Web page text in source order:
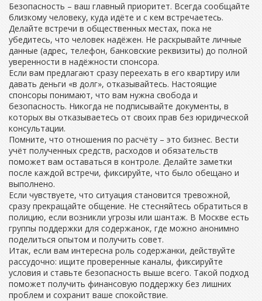
Безопасность – ваш главный приоритет. Всегда сообщайте
близкому человеку, куда идёте и с кем встречаетесь.
Делайте встречи в общественных местах, пока не
убедитесь, что человек надёжен. Не раскрывайте личные
данные (адрес, телефон, банковские реквизиты) до полной
уверенности в надёжности спонсора.
Если вам предлагают сразу переехать в его квартиру или
давать деньги «в долг», отказывайтесь. Настоящие
спонсоры понимают, что вам нужна свобода и
безопасность. Никогда не подписывайте документы, в
которых вы отказываетесь от своих прав без юридической
консультации.
Помните, что отношения по расчёту – это бизнес. Вести
учёт полученных средств, расходов и обязательств
поможет вам оставаться в контроле. Делайте заметки
после каждой встречи, фиксируйте, что было обещано и
выполнено.
Если чувствуете, что ситуация становится тревожной,
сразу прекращайте общение. Не стесняйтесь обратиться в
полицию, если возникли угрозы или шантаж. В Москве есть
группы поддержки для содержанок, где можно анонимно
поделиться опытом и получить совет.
Итак, если вам интересна роль содержанки, действуйте
рассудочно: ищите проверенные каналы, фиксируйте
условия и ставьте безопасность выше всего. Такой подход
поможет получить финансовую поддержку без лишних
проблем и сохранит ваше спокойствие.